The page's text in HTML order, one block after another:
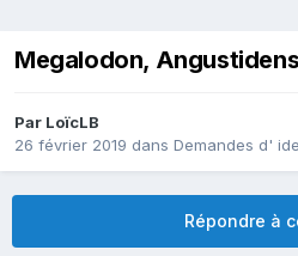
Megalodon,
Par LoïcLB
26 février 2019 dans Demandes d'
Répondre à